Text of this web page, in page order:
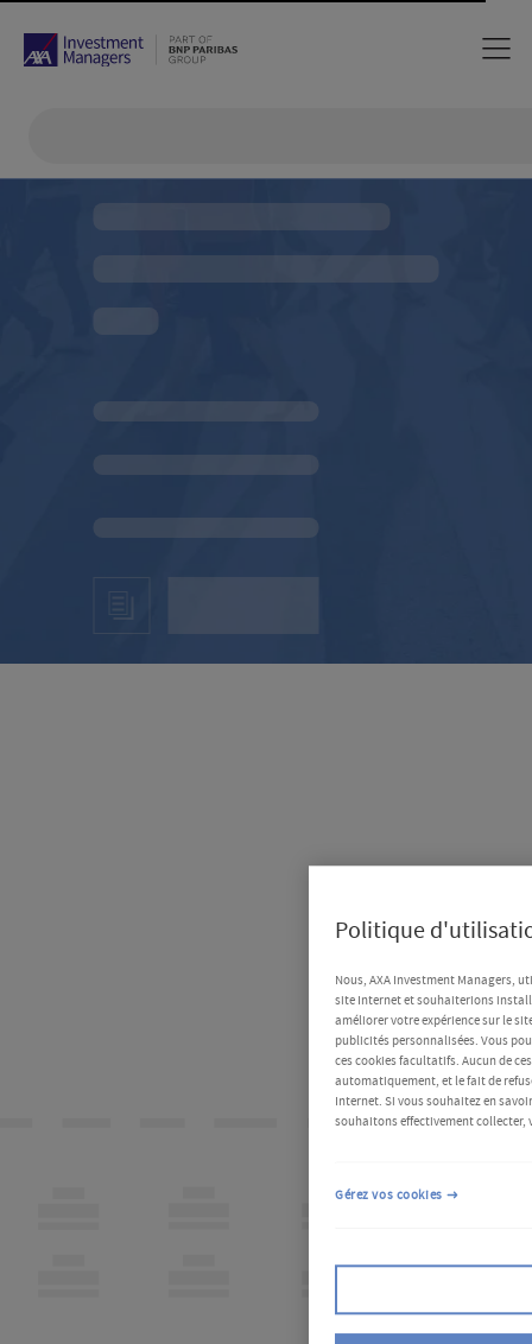
Politique
Nous, AXA Investment Managers,
site Internet et souhaiterions
améliorer votre expérience sur le
publicités personnalisées. Vous
ces cookies facultatifs. Aucun de
automatiquement, et le fait de
Internet. Si vous souhaitez en
souhaitons effectivement collecter,
Gérez vos cookies